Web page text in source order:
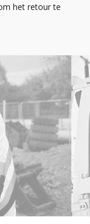
het retour te